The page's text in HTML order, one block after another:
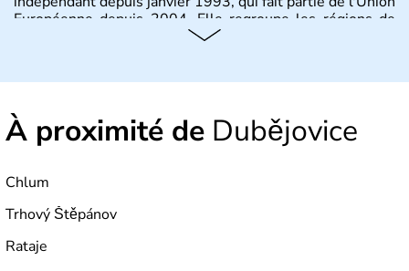
Européenne depuis 2004. Elle regroupe les régions de
Bohème, Moravie et Silésie. Sa capitale est Prague.
À proximité de Dubějovice
Chlum
Trhový Štěpánov
Rataje